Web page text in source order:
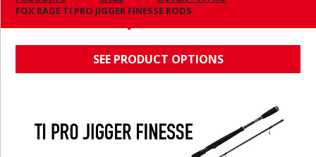
FOX RAGE TI PRO JIGGER FINESSE RODS
SEE PRODUCT OPTIONS